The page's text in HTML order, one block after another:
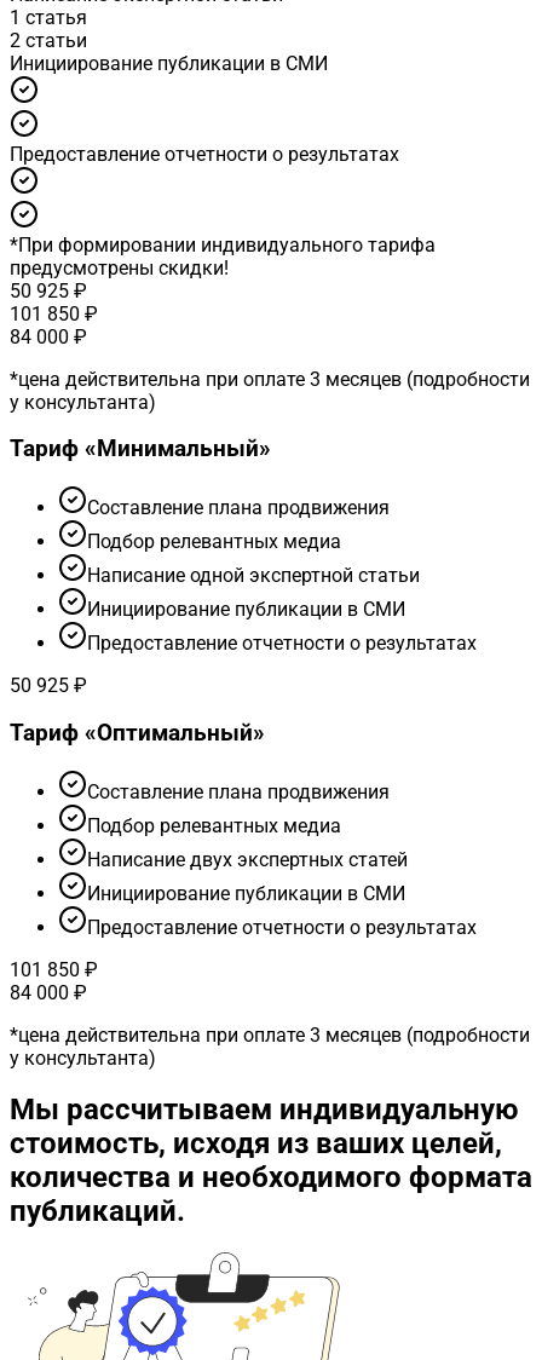
1 статья
2 статьи
Инициирование публикации в СМИ
Предоставление отчетности о результатах
*При формировании индивидуального тарифа
предусмотрены скидки!
50 925 ₽
101 850 ₽
84 000 ₽
*цена действительна при оплате 3 месяцев (подробности
у консультанта)
Тариф «Минимальный»
Cоставление плана продвижения
Подбор релевантных медиа
Написание одной экспертной статьи
Инициирование публикации в СМИ
Предоставление отчетности о результатах
50 925 ₽
Тариф «Оптимальный»
Cоставление плана продвижения
Подбор релевантных медиа
Написание двух экспертных статей
Инициирование публикации в СМИ
Предоставление отчетности о результатах
101 850 ₽
84 000 ₽
*цена действительна при оплате 3 месяцев (подробности
у консультанта)
Мы рассчитываем индивидуальную
стоимость, исходя из ваших целей,
количества и необходимого формата
публикаций.